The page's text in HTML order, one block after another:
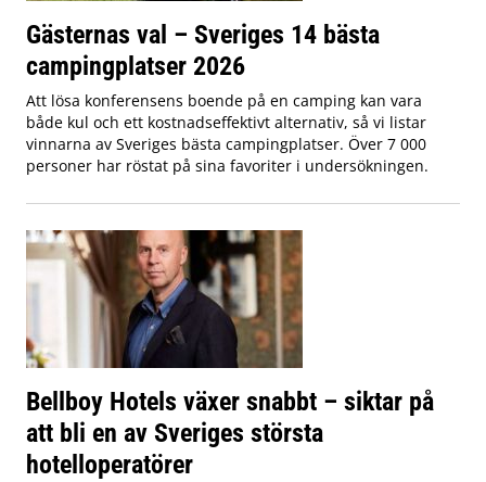
Gästernas val – Sveriges 14 bästa
campingplatser 2026
Att lösa konferensens boende på en camping kan vara
både kul och ett kostnadseffektivt alternativ, så vi listar
vinnarna av Sveriges bästa campingplatser. Över 7 000
personer har röstat på sina favoriter i undersökningen.
Bellboy Hotels växer snabbt – siktar på
att bli en av Sveriges största
hotelloperatörer